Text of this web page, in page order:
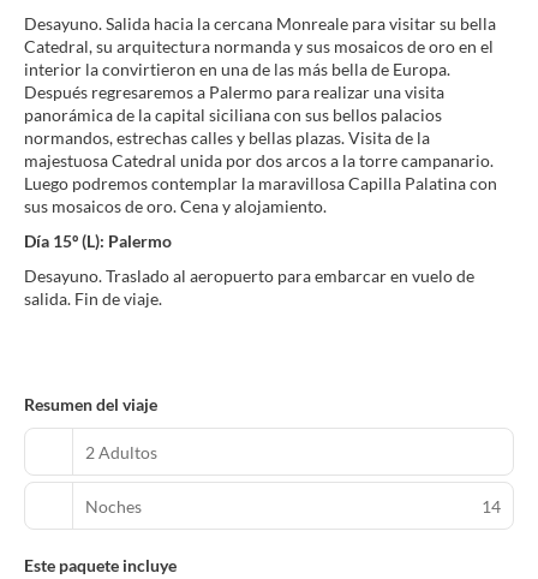
Desayuno. Salida hacia la cercana Monreale para visitar su bella
Catedral, su arquitectura normanda y sus mosaicos de oro en el
interior la convirtieron en una de las más bella de Europa.
Después regresaremos a Palermo para realizar una visita
panorámica de la capital siciliana con sus bellos palacios
normandos, estrechas calles y bellas plazas. Visita de la
majestuosa Catedral unida por dos arcos a la torre campanario.
Luego podremos contemplar la maravillosa Capilla Palatina con
sus mosaicos de oro. Cena y alojamiento.
Día 15º (L): Palermo
Desayuno. Traslado al aeropuerto para embarcar en vuelo de
Resumen del viaje
2 Adultos
Noches 14
Este paquete incluye